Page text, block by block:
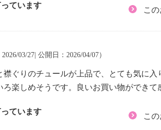
ています
こ
03/27| 公開日：2026/04/07）
ぐりのチュールが上品で、とても気に入
楽しめそうです。良いお買い物ができて
ています
こ